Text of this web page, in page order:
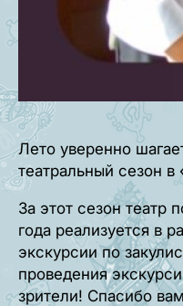
Лето уверенно
театральный сезон
За этот сезон театр
года реализуется в
экскурсии по
проведения
зрители! Спасибо